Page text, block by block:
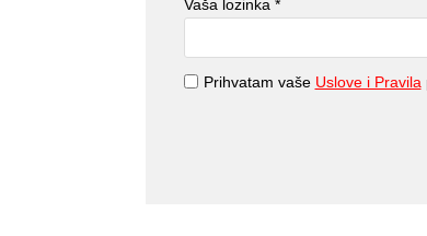
Vaša lozinka *
Prihvatam vaše Uslove i Pravila